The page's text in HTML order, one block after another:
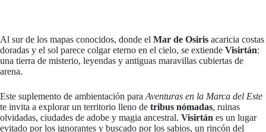
Al sur de los mapas conocidos, donde el Mar de Osiris acaricia costas
doradas y el sol parece colgar eterno en el cielo, se extiende Visirtán:
una tierra de misterio, leyendas y antiguas maravillas cubiertas de
arena.
Este suplemento de ambientación para Aventuras en la Marca del Este
te invita a explorar un territorio lleno de tribus nómadas, ruinas
olvidadas, ciudades de adobe y magia ancestral. Visirtán es un lugar
evitado por los ignorantes y buscado por los sabios, un rincón del